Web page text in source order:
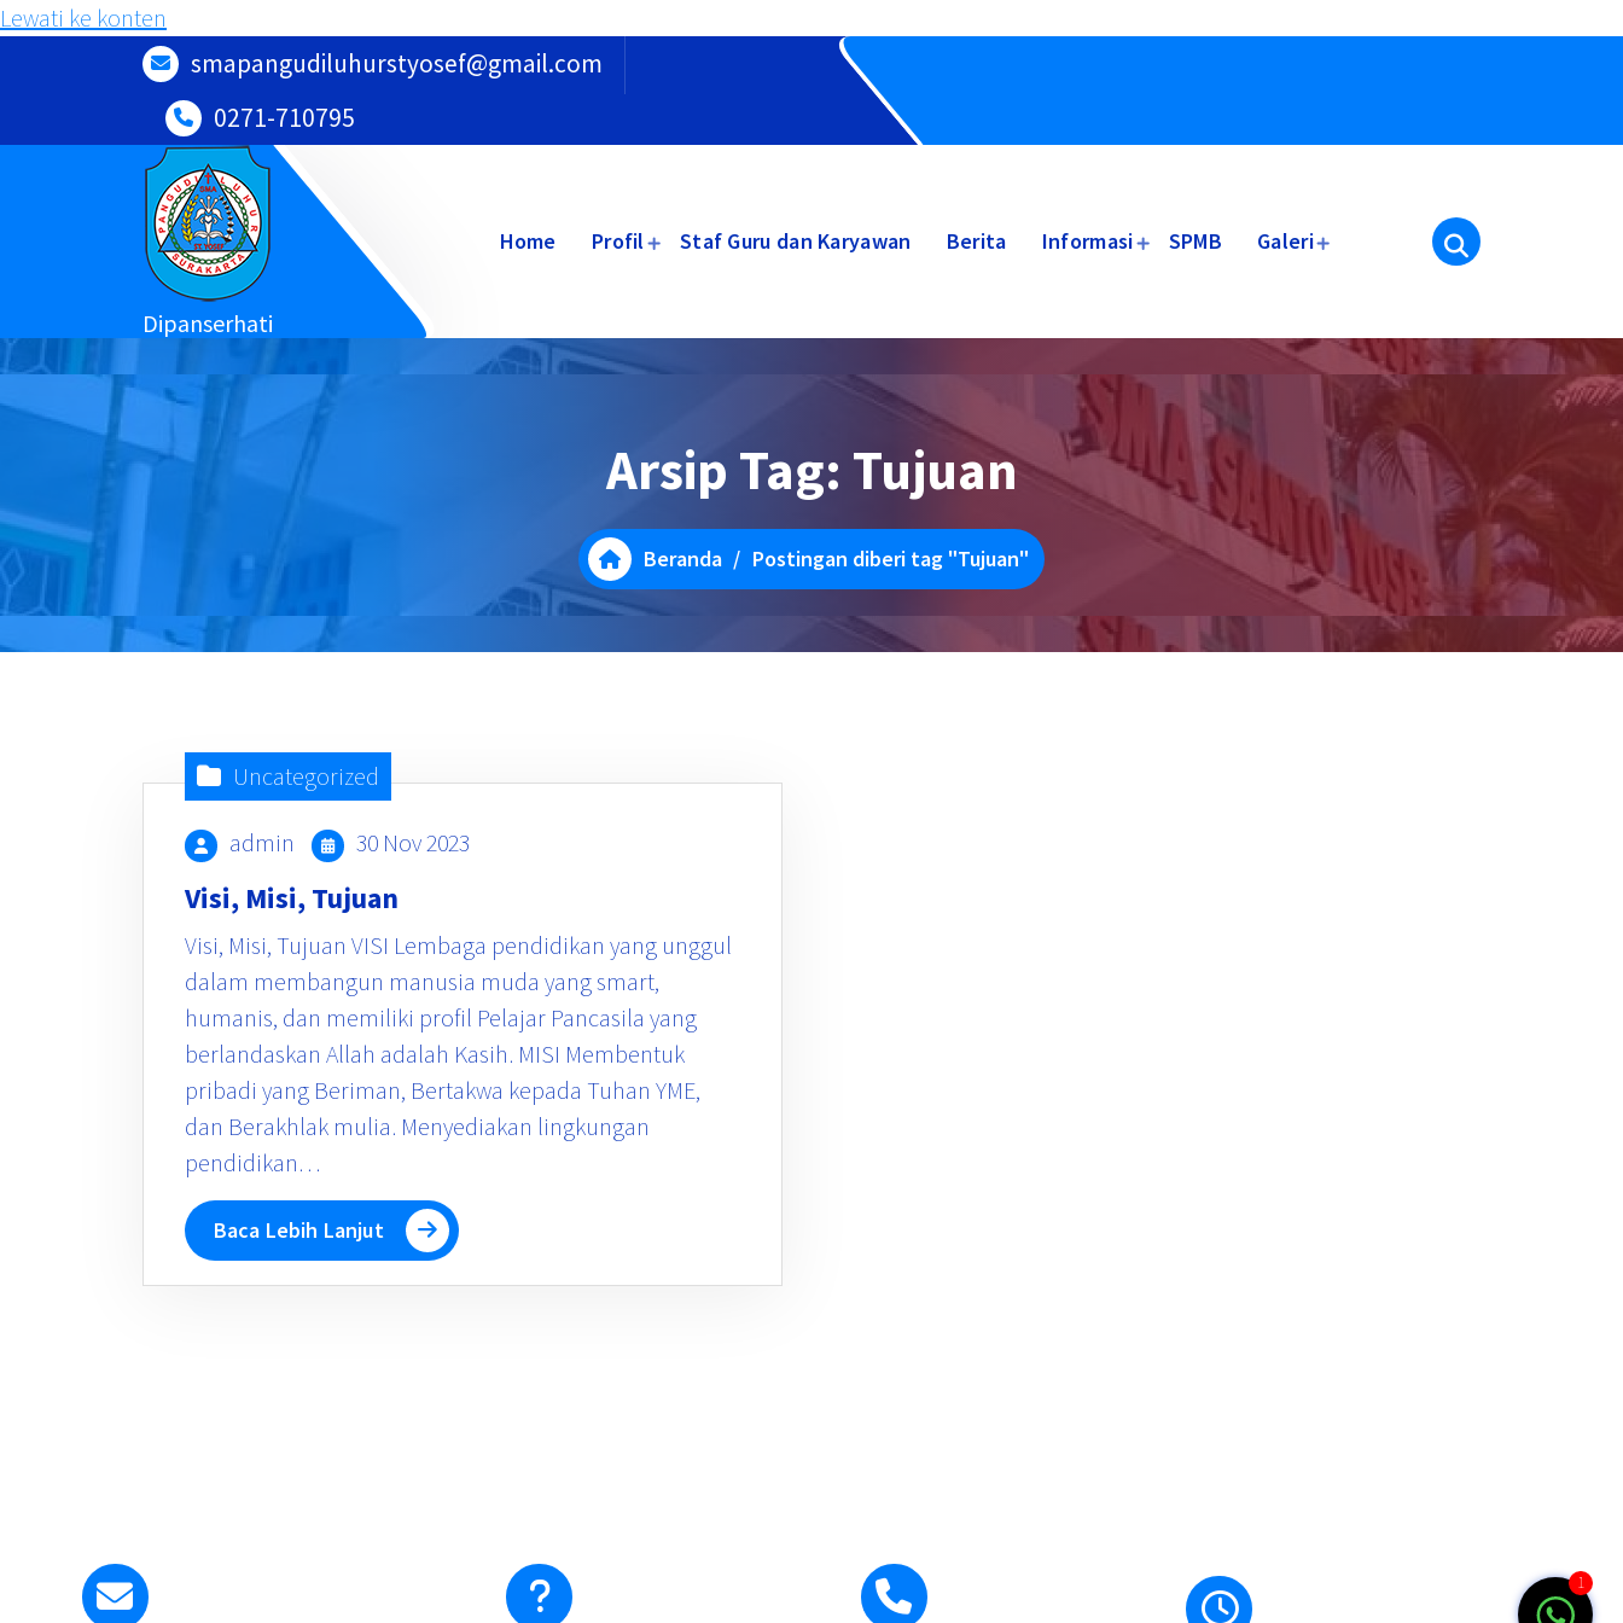
Lewati ke konten
smapangudiluhurstyosef@gmail.com
0271-710795
Dipanserhati
Home Profil Staf Guru dan Karyawan Berita Informasi SPMB Galeri
Arsip Tag: Tujuan
Beranda / Postingan diberi tag "Tujuan"
Uncategorized
admin 30 Nov 2023
Visi, Misi, Tujuan
Visi, Misi, Tujuan VISI Lembaga pendidikan yang unggul
dalam membangun manusia muda yang smart,
humanis, dan memiliki profil Pelajar Pancasila yang
berlandaskan Allah adalah Kasih. MISI Membentuk
pribadi yang Beriman, Bertakwa kepada Tuhan YME,
dan Berakhlak mulia. Menyediakan lingkungan
pendidikan…
Baca Lebih Lanjut
smapangudiluhurstyosef@gmail.com
1